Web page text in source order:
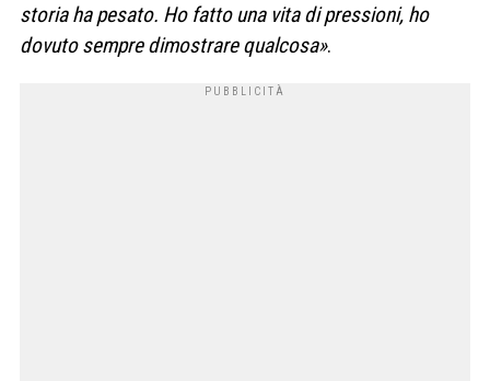
storia ha pesato. Ho fatto una vita di pressioni, ho
dovuto sempre dimostrare qualcosa».